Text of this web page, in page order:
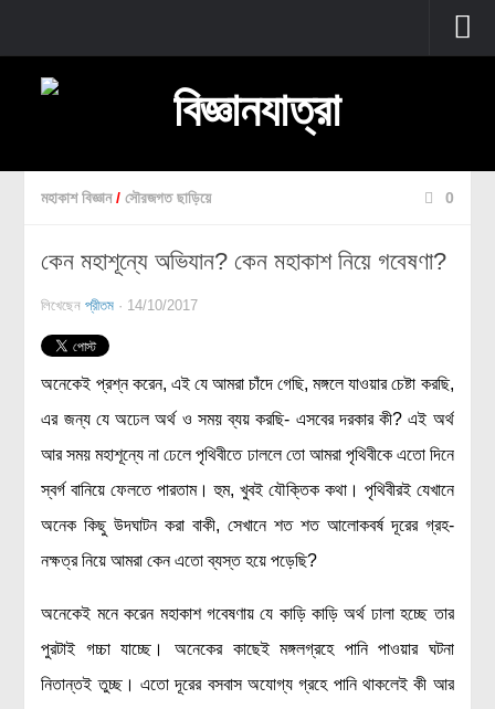
প্রচ্ছদ
জীববিজ্ঞান
প্রাণীবিজ্ঞান
বিবর্তন
মানবদেহ
পদার্থবিজ্ঞান
রসায়ন বিজ্ঞান
গণিত
পরিবেশ বিজ্ঞান
প্রকৃতি
মহাকাশ বিজ্ঞান / সৌরজগত ছাড়িয়ে 0
কেন মহাশূন্যে অভিযান? কেন মহাকাশ নিয়ে গবেষণা?
লিখেছেনপ্রীতম · 14/10/2017
অনেকেই প্রশ্ন করেন, এই যে আমরা চাঁদে গেছি, মঙ্গলে যাওয়ার চেষ্টা করছি,
এর জন্য যে অঢেল অর্থ ও সময় ব্যয় করছি- এসবের দরকার কী? এই অর্থ
আর সময় মহাশূন্যে না ঢেলে পৃথিবীতে ঢাললে তো আমরা পৃথিবীকে এতো দিনে
স্বর্গ বানিয়ে ফেলতে পারতাম। হুম, খুবই যৌক্তিক কথা। পৃথিবীরই যেখানে
অনেক কিছু উদঘাটন করা বাকী, সেখানে শত শত আলোকবর্ষ দূরের গ্রহ-
নক্ষত্র নিয়ে আমরা কেন এতো ব্যস্ত হয়ে পড়েছি?
অনেকেই মনে করেন মহাকাশ গবেষণায় যে কাড়ি কাড়ি অর্থ ঢালা হচ্ছে তার
পুরটাই গচ্চা যাচ্ছে। অনেকের কাছেই মঙ্গলগ্রহে পানি পাওয়ার ঘটনা
নিতান্তই তুচ্ছ। এতো দূরের বসবাস অযোগ্য গ্রহে পানি থাকলেই কী আর